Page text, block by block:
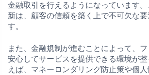
金融取引を行えるようになっています
新は、顧客の信頼を築く上で不可欠な要
す。
また、金融規制が進むことによって、
安心してサービスを提供できる環境が
えば、マネーロンダリング防止策や個